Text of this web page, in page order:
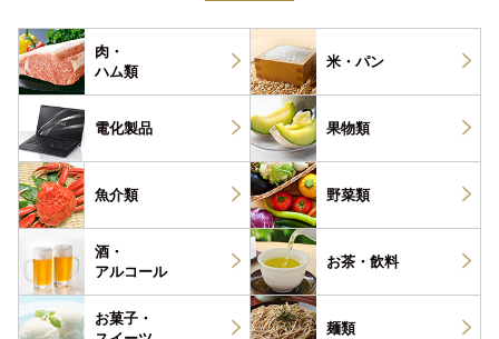
肉・
ハム類
米・パン
電化製品 果物類
魚介類 野菜類
酒・
アルコール
お茶・ 飲料
お菓子・
麺類